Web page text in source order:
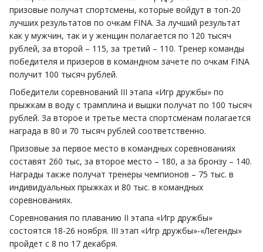
призовые получат спортсмены, которые войдут в топ-20
лучших результатов по очкам FINA. За лучший результат
как у мужчин, так и у женщин полагается по 120 тысяч
рублей, за второй – 115, за третий – 110. Тренер команды
победителя и призеров в командном зачете по очкам FINA
получит 100 тысяч рублей.
Победители соревнований III этапа «Игр дружбы» по
прыжкам в воду с трамплина и вышки получат по 100 тысяч
рублей. За второе и третье места спортсменам полагается
награда в 80 и 70 тысяч рублей соответственно.
Призовые за первое место в командных соревнованиях
составят 260 тыс, за второе место – 180, а за бронзу – 140.
Награды также получат тренеры чемпионов – 75 тыс. в
индивидуальных прыжках и 80 тыс. в командных
соревнованиях.
Соревнования по плаванию II этапа «Игр дружбы»
состоятся 18-26 ноября. III этап «Игр дружбы»-«Легенды»
пройдет с 8 по 17 декабря.